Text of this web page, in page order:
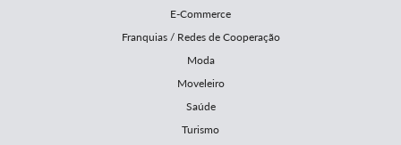
E-Commerce
Franquias / Redes de Cooperação
Moda
Moveleiro
Saúde
Turismo